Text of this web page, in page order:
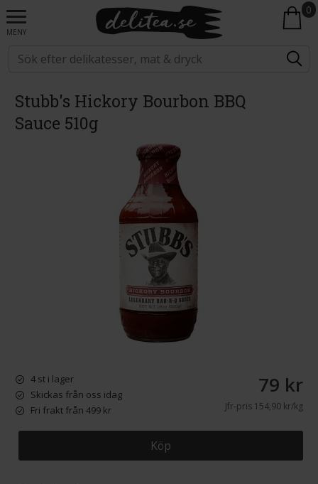
MENY
0
Stubb's Hickory Bourbon BBQ
Sauce 510g
4 st i lager
Skickas från oss idag
Fri frakt från 499 kr
79 kr
Jfr-pris154,90 kr/kg
Köp